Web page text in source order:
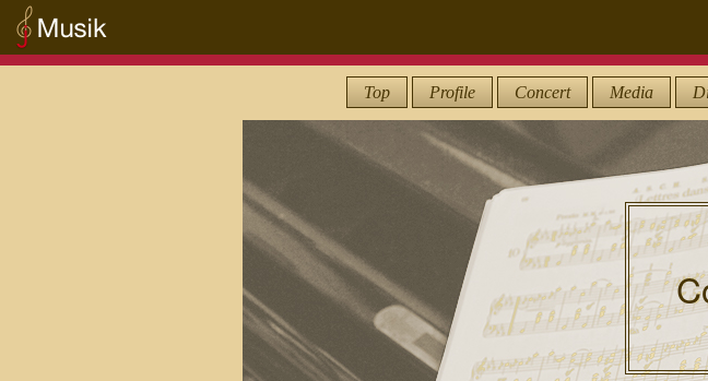
Top Profile Concert Media